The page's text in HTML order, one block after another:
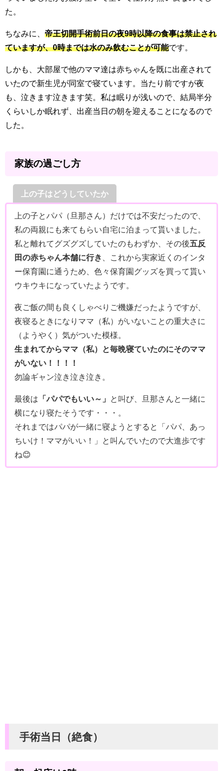
た。
ちなみに、 帝王切開手術前日の夜9時以降の食事は禁止され
ていますが、0時までは水のみ飲むことが可能です。
しかも、大部屋で他のママ達は赤ちゃんを既に出産されて
いたので新生児が同室で寝ています。当たり前ですが夜
も、泣きます泣きます笑。私は眠りが浅いので、結局半分
くらいしか眠れず、出産当日の朝を迎えることになるので
した。
家族の過ごし方
上の子はどうしていたか
上の子とパパ（旦那さん）だけでは不安だったので、
私の両親にも来てもらい自宅に泊まって貰いました。
私と離れてグズグズしていたのもわずか、その後五反
田の赤ちゃん本舗に行き
、これから実家近くのインタ
ー保育園に通うため、色々保育園グッズを買って貰い
ウキウキになっていたようです。
夜ご飯の間も良くしゃべりご機嫌だったようですが、
夜寝るときになりママ（私）がいないことの重大さに
（ようやく）気がついた模様。
生まれてからママ（私）と毎晩寝ていたのにそのママ
がいない！！！！
勿論ギャン泣き泣き泣き。
最後は 「パパでもいい～」
と叫び、旦那さんと一緒に
横になり寝たそうです・・・。
それまではパパが一緒に寝ようとすると「パパ、あっ
ちいけ！ママがいい！」と叫んでいたので大進歩です
ね😊
手術当日（絶食）